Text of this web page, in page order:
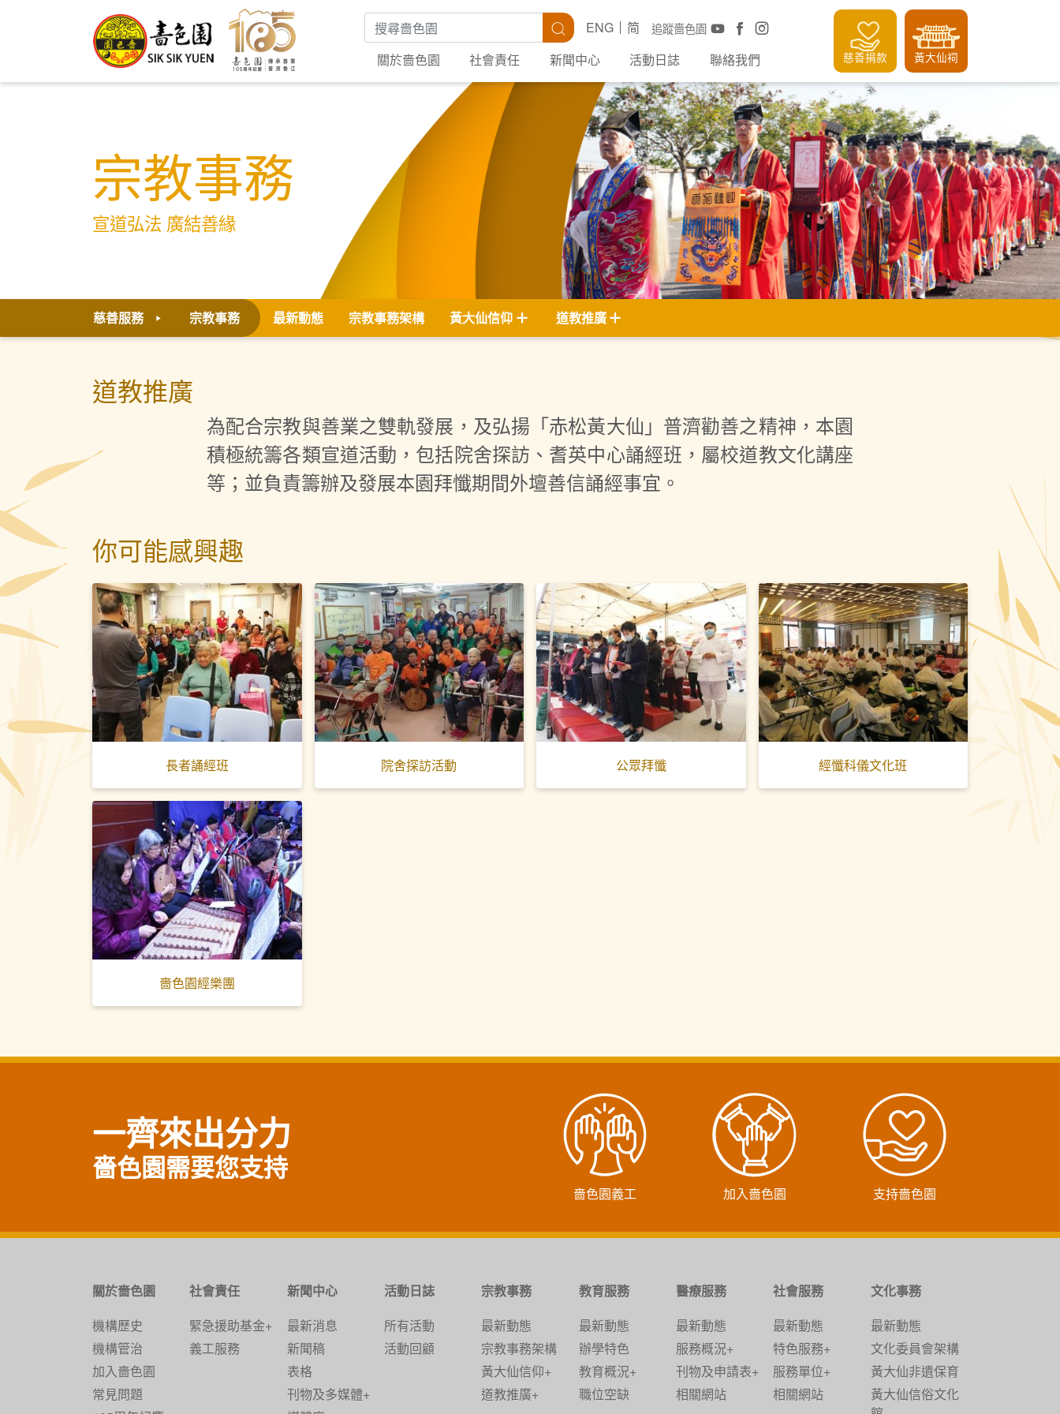
搜尋關鍵字 搜尋 追蹤嗇色園
ENG
简
關於嗇色園
社會責任 新聞中心 活動日誌 聯絡我們 慈善捐款 黃大仙祠
宗教事務
宣道弘法 廣結善緣
慈善服務 宗教事務 最新動態 宗教事務架構 黃大仙信仰 道教推廣
道教推廣
為配合宗教與善業之雙軌發展，及弘揚「赤松黃大仙」普濟勸善之精神，本園
積極統籌各類宣道活動，包括院舍探訪、耆英中心誦經班，屬校道教文化講座
等；並負責籌辦及發展本園拜懺期間外壇善信誦經事宜。
你可能感興趣
長者誦經班 院舍探訪活動 公眾拜懺 經懺科儀文化班
嗇色園經樂團
一齊來出分力
嗇色園需要您支持
嗇色園義工 加入嗇色園 支持嗇色園
關於嗇色園
機構歷史
機構管治
加入嗇色園
常見問題
社會責任
緊急援助基金+
義工服務
新聞中心
最新消息
新聞稿
表格
刊物及多媒體+
活動日誌
所有活動
活動回顧
宗教事務
最新動態
宗教事務架構
黃大仙信仰+
道教推廣+
教育服務
最新動態
辦學特色
教育概況+
職位空缺
醫療服務
最新動態
服務概況+
刊物及申請表+
相關網站
社會服務
最新動態
特色服務+
服務單位+
相關網站
文化事務
最新動態
文化委員會架構
黃大仙非遺保育
黃大仙信俗文化